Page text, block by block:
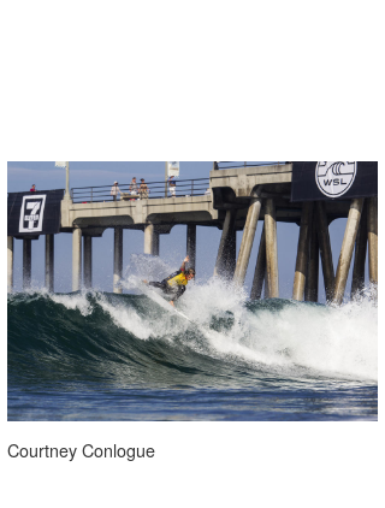
Courtney Conlogue